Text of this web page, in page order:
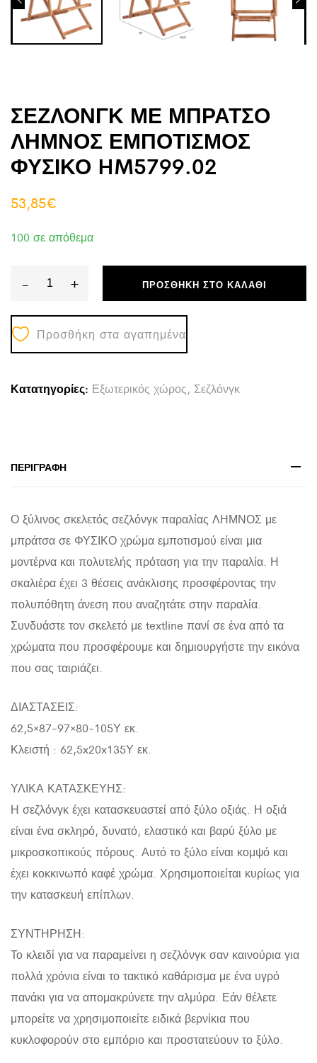
ΣΕΖΛΟΝΓΚ ΜΕ ΜΠΡΑΤΣΟ
ΛΗΜΝΟΣ ΕΜΠΟΤΙΣΜΟΣ
ΦΥΣΙΚΟ HM5799.02
53,85€
100 σε απόθεμα
-
ΣΕΖΛΟΝΓΚ
ΜΕ
ΜΠΡΑΤΣΟ
ΛΗΜΝΟΣ
ΦΥΣΙΚΟ
+ ΠΡΟΣΘΉΚΗ ΣΤΟ ΚΑΛΆΘΙ
Προσθήκη στα αγαπημένα
Κατατηγορίες: Εξωτερικός χώρος, Σεζλόνγκ
ΠΕΡΙΓΡΑΦΉ
Ο ξύλινος σκελετός σεζλόνγκ παραλίας ΛΗΜΝΟΣ με
μπράτσα σε ΦΥΣΙΚΟ χρώμα εμποτισμού είναι μια
μοντέρνα και πολυτελής πρόταση για την παραλία. Η
σκαλιέρα έχει 3 θέσεις ανάκλισης προσφέροντας την
πολυπόθητη άνεση που αναζητάτε στην παραλία.
Συνδυάστε τον σκελετό με textline πανί σε ένα από τα
χρώματα που προσφέρουμε και δημιουργήστε την εικόνα
που σας ταιριάζει.
ΔΙΑΣΤΑΣΕΙΣ:
62,5×87-97×80-105Υ εκ.
Κλειστή : 62,5x20x135Υ εκ.
ΥΛΙΚΑ ΚΑΤΑΣΚΕΥΗΣ:
Η σεζλόνγκ έχει κατασκευαστεί από ξύλο οξιάς. Η οξιά
είναι ένα σκληρό, δυνατό, ελαστικό και βαρύ ξύλο με
μικροσκοπικούς πόρους. Αυτό το ξύλο είναι κομψό και
έχει κοκκινωπό καφέ χρώμα. Χρησιμοποιείται κυρίως για
την κατασκευή επίπλων.
ΣΥΝΤΗΡΗΣΗ:
Το κλειδί για να παραμείνει η σεζλόνγκ σαν καινούρια για
πολλά χρόνια είναι το τακτικό καθάρισμα με ένα υγρό
πανάκι για να απομακρύνετε την αλμύρα. Εάν θέλετε
μπορείτε να χρησιμοποιείτε ειδικά βερνίκια που
κυκλοφορούν στο εμπόριο και προστατεύουν το ξύλο.